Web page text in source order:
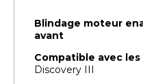
Blindage moteur
avant
Compatible avec
Discovery III